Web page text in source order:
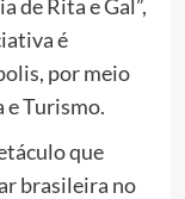
de Rita e Gal”,
é
por meio
Turismo.
que
brasileira no